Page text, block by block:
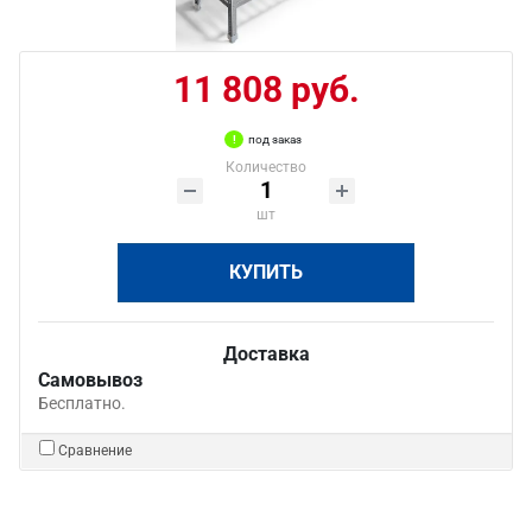
11 808 руб.
под заказ
Количество
шт
КУПИТЬ
Доставка
Самовывоз
Бесплатно.
Сравнение